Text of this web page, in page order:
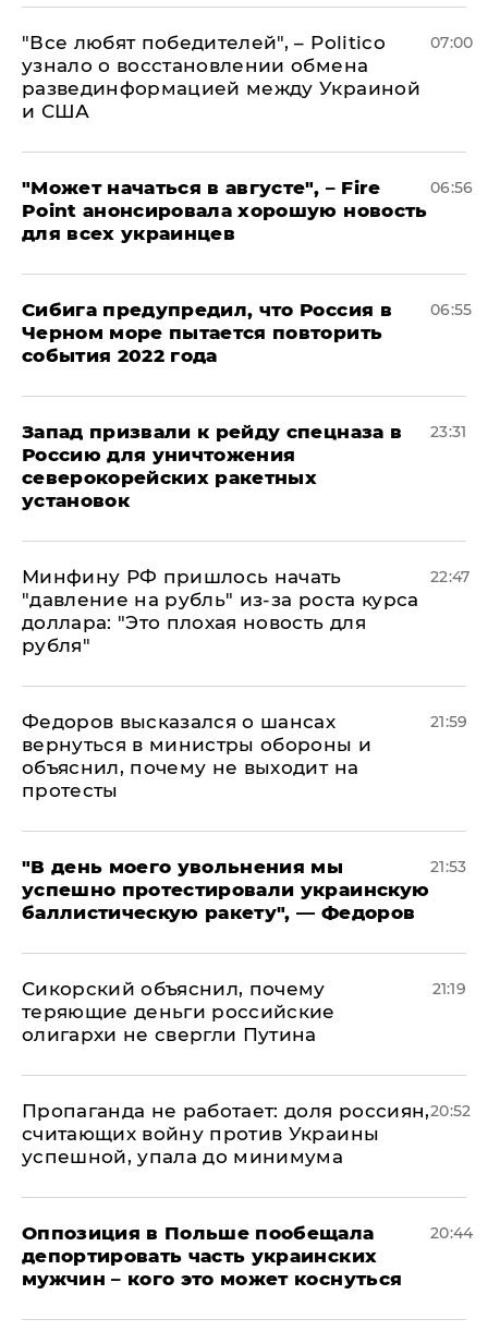
​"Все любят победителей", – Politico
узнало о восстановлении обмена
развединформацией между Украиной
и США
07:00
"Может начаться в августе", – Fire
Point анонсировала хорошую новость
для всех украинцев
06:56
Сибига предупредил, что Россия в
Черном море пытается повторить
события 2022 года
06:55
Запад призвали к рейду спецназа в
Россию для уничтожения
северокорейских ракетных
установок
23:31
Минфину РФ пришлось начать
"давление на рубль" из-за роста курса
доллара: "Это плохая новость для
рубля"
22:47
Федоров высказался о шансах
вернуться в министры обороны и
объяснил, почему не выходит на
протесты
21:59
​"В день моего увольнения мы
успешно протестировали украинскую
баллистическую ракету", — Федоров
21:53
Сикорский объяснил, почему
теряющие деньги российские
олигархи не свергли Путина
21:19
​Пропаганда не работает: доля россиян,
считающих войну против Украины
успешной, упала до минимума
20:52
Оппозиция в Польше пообещала
депортировать часть украинских
мужчин – кого это может коснуться
20:44